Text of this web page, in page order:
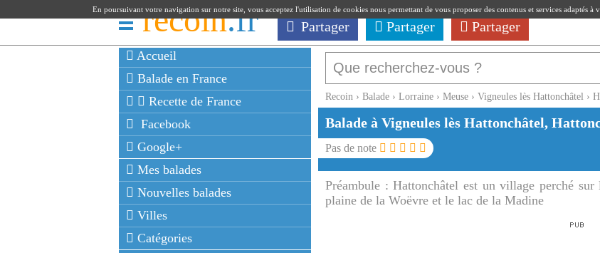
recoin.fr Partager Partager Partager
Accueil
Balade en France
Recette de France
Facebook
Google+
Mes balades
Nouvelles balades
Villes
Catégories
Recoin › Balade › Lorraine › Meuse › Vigneules lès Hattonchâtel ›
Balade à Vigneules lès Hattonchâtel,
Pas de note
Préambule :Hattonchâtel est un village perché
plaine de la Woëvre et le lac de la Madine
En poursuivant votre navigation sur notre site, vous acceptez l'utilisation de cookies nous permettant de vous proposer des contenus et services adaptés à